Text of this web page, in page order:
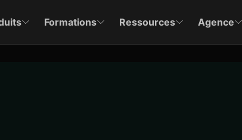
Formations Ressources Agence